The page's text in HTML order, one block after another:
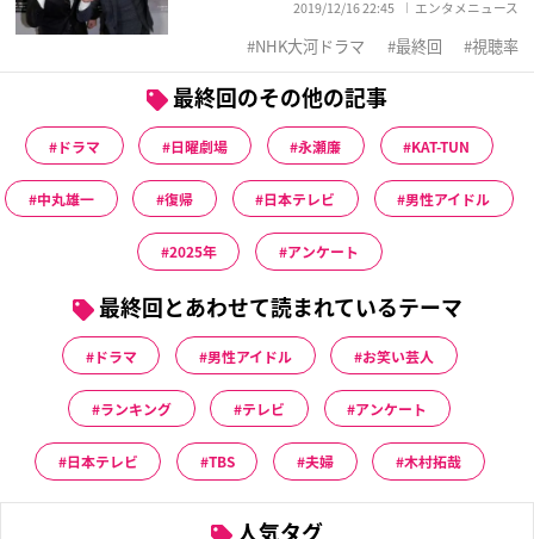
2019/12/16 22:45 エンタメニュース
NHK大河ドラマ 最終回 視聴率
最終回のその他の記事
ドラマ 日曜劇場 永瀬廉 KAT-TUN
中丸雄一 復帰 日本テレビ 男性アイドル
2025年 アンケート
最終回とあわせて読まれているテーマ
ドラマ 男性アイドル お笑い芸人
ランキング テレビ アンケート
日本テレビ TBS 夫婦 木村拓哉
人気タグ